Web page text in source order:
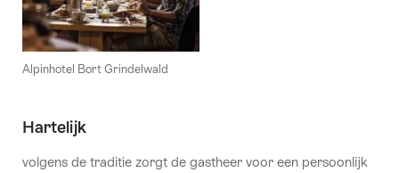
Alpinhotel Bort Grindelwald
Hartelijk
volgens de traditie zorgt de gastheer voor een persoonlijk